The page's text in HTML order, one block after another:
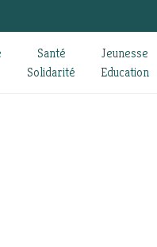
Santé
Solidarité
Jeunesse
Education